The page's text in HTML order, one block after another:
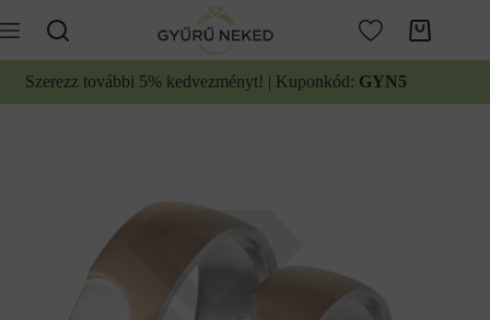
a
tartalomhoz
Kosár
Szerezz további 5% kedvezményt! | Kuponkód: GYN5